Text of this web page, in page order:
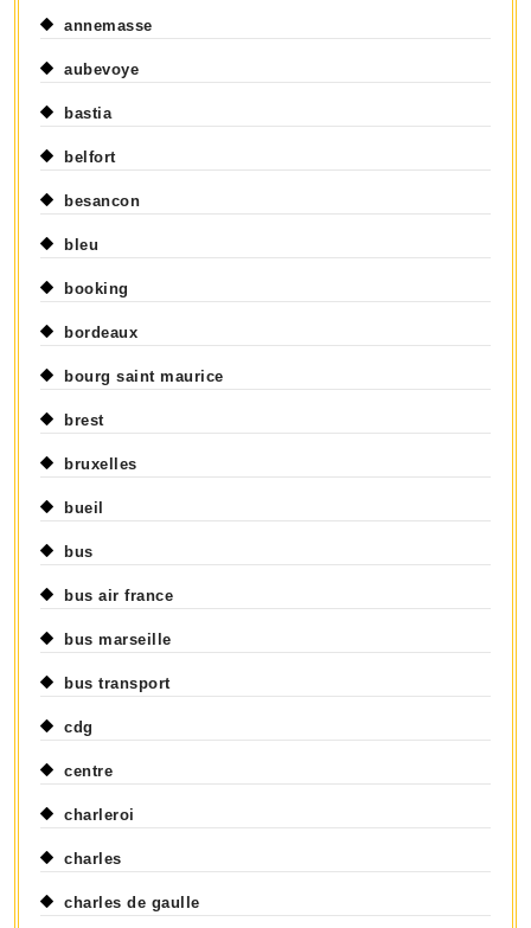
annemasse
aubevoye
bastia
belfort
besancon
bleu
booking
bordeaux
bourg saint maurice
brest
bruxelles
bueil
bus
bus air france
bus marseille
bus transport
cdg
centre
charleroi
charles
charles de gaulle